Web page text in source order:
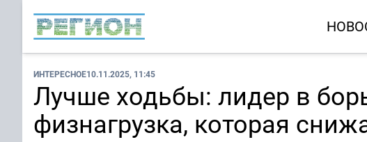
ИНТЕРЕСНОЕ10.11.2025, 11:45
Лучше ходьбы: лидер в
физнагрузка, которая